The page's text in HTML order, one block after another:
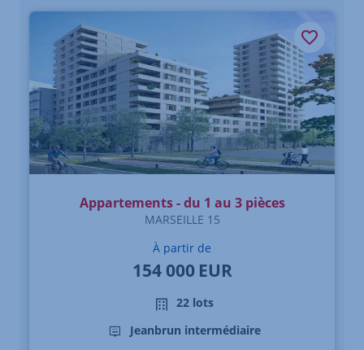
Appartements - du 1 au 3 pièces
MARSEILLE 15
À partir de
154 000 EUR
22 lots
Jeanbrun intermédiaire